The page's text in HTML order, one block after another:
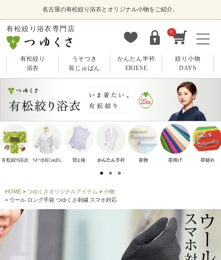
名古屋の有松絞り浴衣とオリジナル小物をご紹介。
有松絞り浴衣専門店 0
有松絞り
浴衣
うそつき
長じゅばん
かんたん半衿
ERIESE
絞り小物
DAYS
HOME つゆくさオリジナルアイテム
小物
ウール ロング手袋 つゆくさ刺繍 スマホ対応